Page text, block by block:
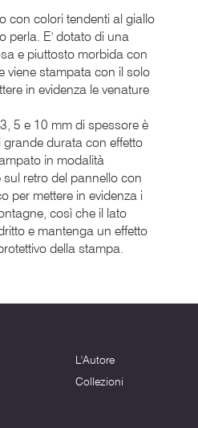
con colori tendenti al giallo
perla. E' dotato di una
e piuttosto morbida con
viene stampata con il solo
in evidenza le venature
5 e 10 mm di spessore è
durata con effetto
in modalità
retro del pannello con
per mettere in evidenza i
così che il lato
e mantenga un effetto
della stampa.
L'Autore
Collezioni